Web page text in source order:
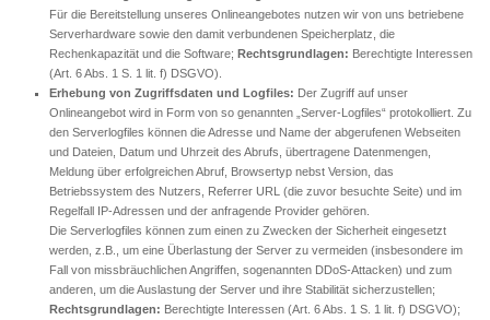
Für die Bereitstellung unseres Onlineangebotes nutzen wir von uns betriebene
Serverhardware sowie den damit verbundenen Speicherplatz, die
Rechenkapazität und die Software; Rechtsgrundlagen: Berechtigte Interessen
(Art. 6 Abs. 1 S. 1 lit. f) DSGVO).
Erhebung von Zugriffsdaten und Logfiles: Der Zugriff auf unser
Onlineangebot wird in Form von so genannten „Server-Logfiles“ protokolliert. Zu
den Serverlogfiles können die Adresse und Name der abgerufenen Webseiten
und Dateien, Datum und Uhrzeit des Abrufs, übertragene Datenmengen,
Meldung über erfolgreichen Abruf, Browsertyp nebst Version, das
Betriebssystem des Nutzers, Referrer URL (die zuvor besuchte Seite) und im
Regelfall IP-Adressen und der anfragende Provider gehören.
Die Serverlogfiles können zum einen zu Zwecken der Sicherheit eingesetzt
werden, z.B., um eine Überlastung der Server zu vermeiden (insbesondere im
Fall von missbräuchlichen Angriffen, sogenannten DDoS-Attacken) und zum
anderen, um die Auslastung der Server und ihre Stabilität sicherzustellen;
Rechtsgrundlagen: Berechtigte Interessen (Art. 6 Abs. 1 S. 1 lit. f) DSGVO);